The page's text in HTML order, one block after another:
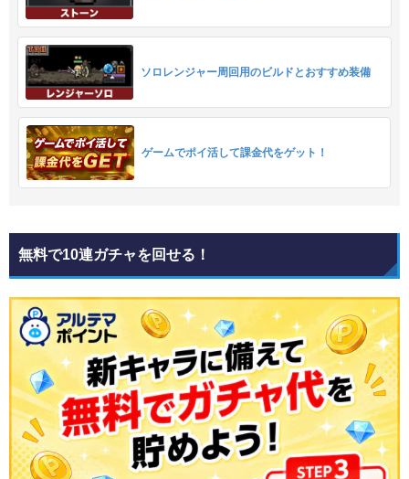
ソロレンジャー周回用のビルドとおすすめ装備
ゲームでポイ活して課金代をゲット！
無料で10連ガチャを回せる！